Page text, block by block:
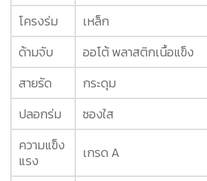
โครงร่ม
เหล็ก
ด้ามจับ
ออโต้ พลาสติกเนื้อแข็ง
สายรัด
กระดุม
ปลอกร่ม
ซองใส
ความแข็ง
แรง
เกรด A